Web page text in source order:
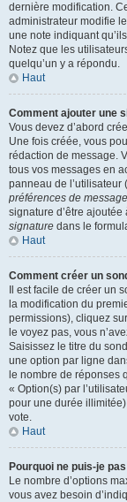
dernière modification.
administrateur modifie
une note indiquant
Notez que les
quelqu’un y a répondu.
Haut
Comment ajouter une
Vous devez d’abord
Une fois créée, vous
rédaction de message.
tous vos messages en
panneau de l’utilisateur
préférences de message
signature d’être
signature dans le
Haut
Comment créer un
Il est facile de créer un
la modification du
permissions), cliquez
le voyez pas, vous
Saisissez le titre du
une option par ligne
le nombre de réponses
« Option(s) par
pour une durée
vote.
Haut
Pourquoi ne puis-je
Le nombre d’options
vous avez besoin